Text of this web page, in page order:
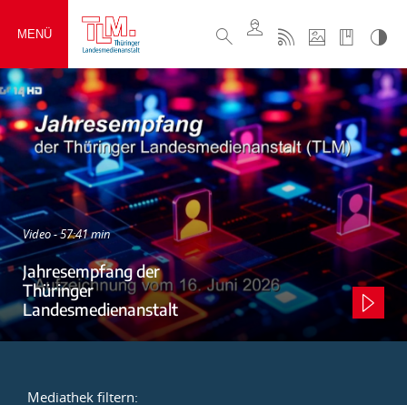
MENÜ
Video - 57:41 min
Jahresempfang der
Thüringer
Landesmedienanstalt
Mediathek filtern: